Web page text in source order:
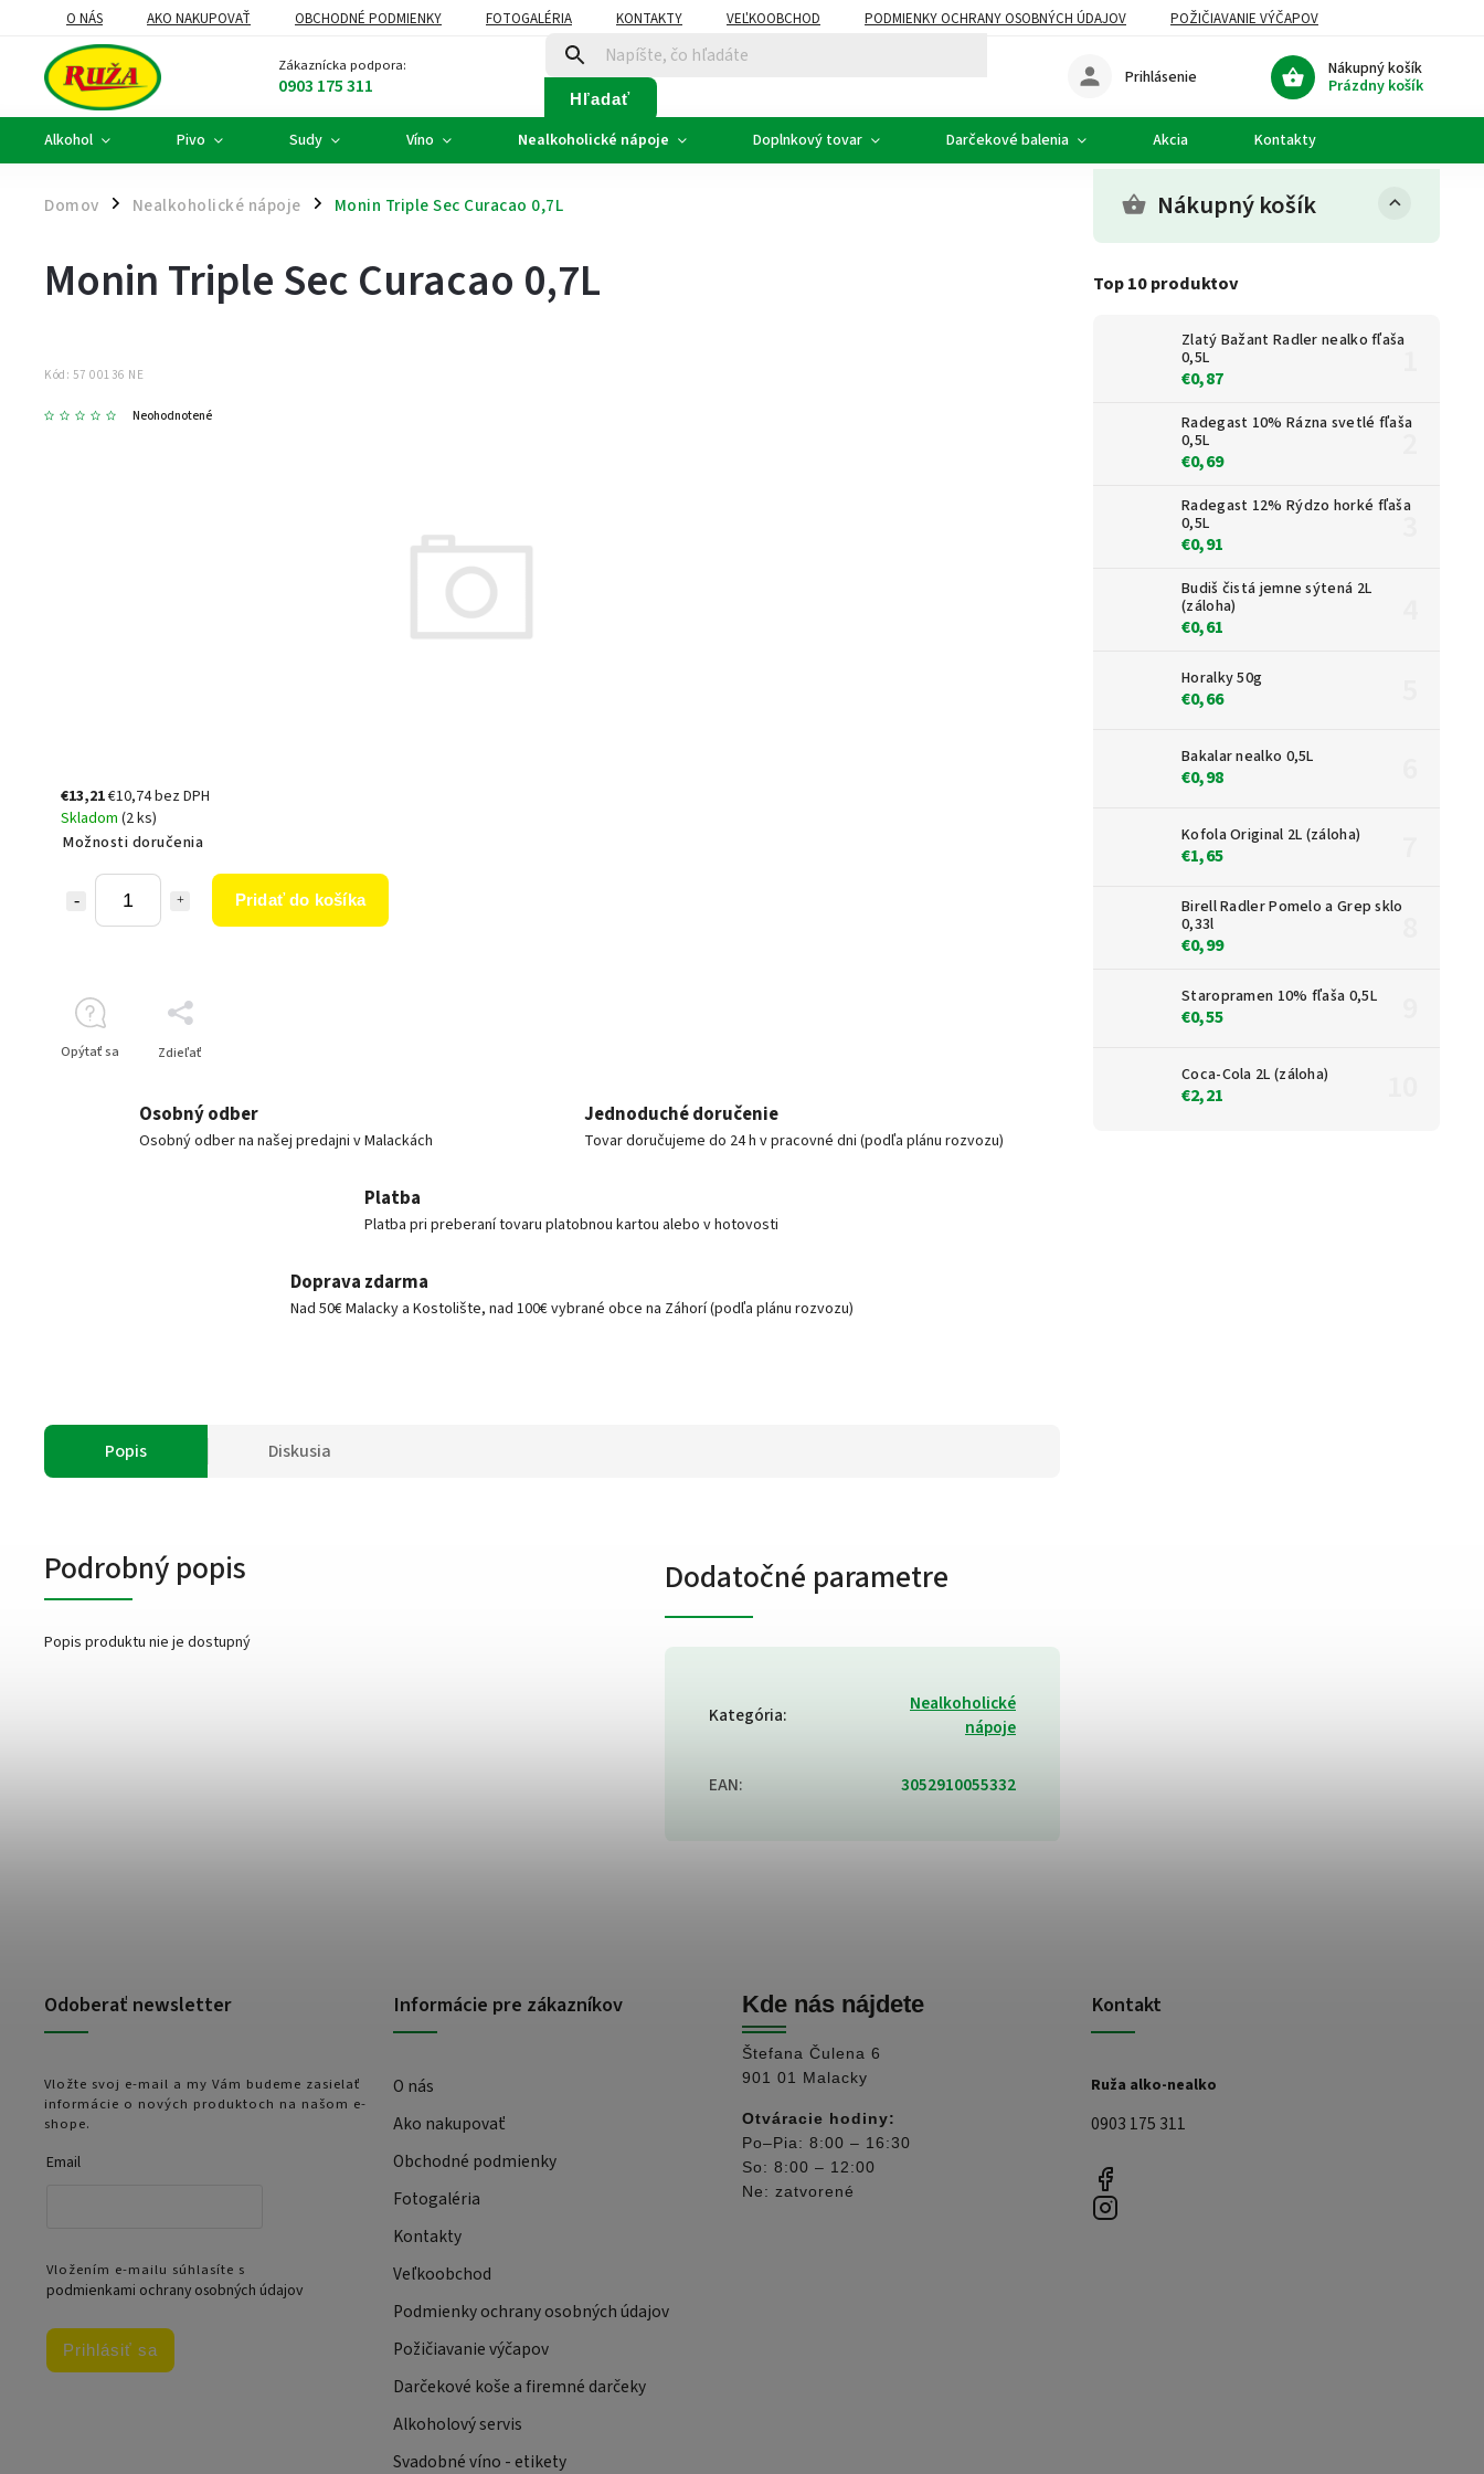
O NÁS AKO NAKUPOVAŤ OBCHODNÉ PODMIENKY FOTOGALÉRIA KONTAKTY VEĽKOOBCHOD PODMIENKY OCHRANY OSOBNÝCH ÚDAJOV
POŽIČIAVANIE VÝČAPOV
DARČEKOVÉ KOŠE A FIREMNÉ DARČEKY
SVADOBNÉ VÍNO - ETIKETY
PLÁN ROZVOZU
Zákaznícka podpora:
0903 175 311 Hľadať
Nákupný košík
Prázdny košík
Prihlásenie
Alkohol Pivo Sudy Víno Nealkoholické nápoje Doplnkový tovar Darčekové balenia Akcia Kontakty
Domov / Nealkoholické nápoje / Monin Triple Sec Curacao 0,7L Nákupný košík
Top 10 produktov
Zlatý Bažant Radler nealko fľaša
0,5L
€0,87
Radegast 10% Rázna svetlé fľaša
0,5L
€0,69
Radegast 12% Rýdzo horké fľaša
0,5L
€0,91
Budiš čistá jemne sýtená 2L
(záloha)
€0,61
Horalky 50g
€0,66
Bakalar nealko 0,5L
€0,98
Kofola Original 2L (záloha)
€1,65
Birell Radler Pomelo a Grep sklo
0,33l
€0,99
Staropramen 10% fľaša 0,5L
€0,55
Coca-Cola 2L (záloha)
€2,21
Monin Triple Sec Curacao 0,7L
Kód: 57 00136 NE
Neohodnotené
€13,21€10,74 bez DPH
Skladom (2 ks)
Možnosti doručenia
Pridať do košíka
Opýtať sa Zdieľať
Osobný odber
Osobný odber na našej predajni v Malackách
Jednoduché doručenie
Tovar doručujeme do 24 h v pracovné dni (podľa plánu rozvozu)
Platba
Platba pri preberaní tovaru platobnou kartou alebo v hotovosti
Doprava zdarma
Nad 50€ Malacky a Kostolište, nad 100€ vybrané obce na Záhorí (podľa plánu rozvozu)
Popis Diskusia
Podrobný popis
Popis produktu nie je dostupný
Dodatočné parametre
Kategória:
Nealkoholické
nápoje
EAN: 3052910055332
Odoberať newsletter
Vložte svoj e-mail a my Vám budeme zasielať
informácie o nových produktoch na našom e-
shope.
Email
Vložením e-mailu súhlasíte s
podmienkami ochrany osobných údajov
Prihlásiť sa
Informácie pre zákazníkov
O nás
Ako nakupovať
Obchodné podmienky
Fotogaléria
Kontakty
Veľkoobchod
Podmienky ochrany osobných údajov
Požičiavanie výčapov
Darčekové koše a firemné darčeky
Alkoholový servis
Svadobné víno - etikety
Kde nás nájdete
Štefana Čulena 6
901 01 Malacky
Otváracie hodiny:
Po–Pia: 8:00 – 16:30
So: 8:00 – 12:00
Ne: zatvorené
Kontakt
Ruža alko-nealko
0903 175 311